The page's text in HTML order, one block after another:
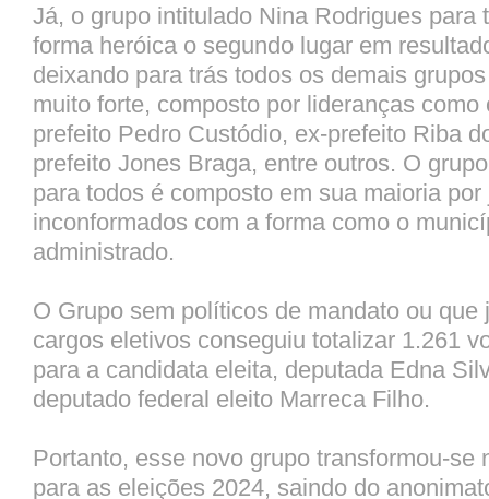
Já, o grupo intitulado Nina Rodrigues para
forma heróica o segundo lugar em
deixando para trás todos os demais
muito forte, composto por lideranças como
prefeito Pedro Custódio, ex-prefeito Riba
prefeito Jones Braga, entre outros. O
para todos é composto em sua maioria
inconformados com a forma como o
administrado.
O Grupo sem políticos de mandato ou que
cargos eletivos conseguiu totalizar 1.261
para a candidata eleita, deputada Edna
deputado federal eleito Marreca Filho.
Portanto, esse novo grupo transformou-se
para as eleições 2024, saindo do